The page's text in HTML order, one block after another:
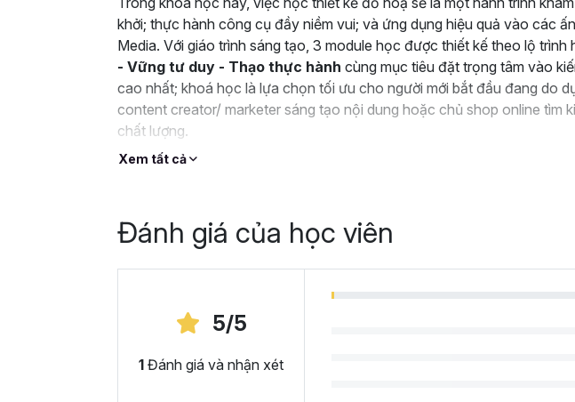
khởi; thực hành công cụ đầy niềm vui; và ứng dụng hiệu quả vào các
Media. Với giáo trình sáng tạo, 3 module học được thiết kế theo lộ trình
- Vững tư duy - Thạo thực hành cùng mục tiêu đặt trọng tâm vào
cao nhất; khoá học là lựa chọn tối ưu cho người mới bắt đầu đang do
content creator/ marketer sáng tạo nội dung hoặc chủ shop online tìm
chất lượng.
Xem tất cả
Đánh giá của học viên
5/5
1 Đánh giá và nhận xét